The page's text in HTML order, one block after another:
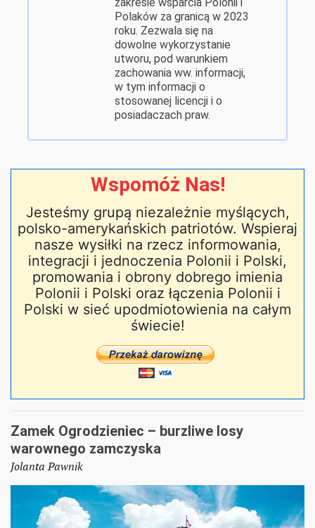
zakresie wsparcia Polonii i
Polaków za granicą w 2023
roku. Zezwala się na
dowolne wykorzystanie
utworu, pod warunkiem
zachowania ww. informacji,
w tym informacji o
stosowanej licencji i o
posiadaczach praw.
Wspomóż Nas!
Jesteśmy grupą niezależnie myślących,
polsko-amerykańskich patriotów. Wspieraj
nasze wysiłki na rzecz informowania,
integracji i jednoczenia Polonii i Polski,
promowania i obrony dobrego imienia
Polonii i Polski oraz łączenia Polonii i
Polski w sieć upodmiotowienia na całym
świecie!
Zamek Ogrodzieniec – burzliwe losy
warownego zamczyska
Jolanta Pawnik